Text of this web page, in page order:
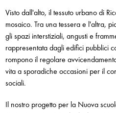
Visto dall'alto, il tessuto urbano di
mosaico. Tra una tessera e l'altra,
gli spazi interstiziali, angusti e
rappresentata dagli edifici pubblici
rompono il regolare
vita a sporadiche occasioni per il
sociali.
Il nostro progetto per la Nuova